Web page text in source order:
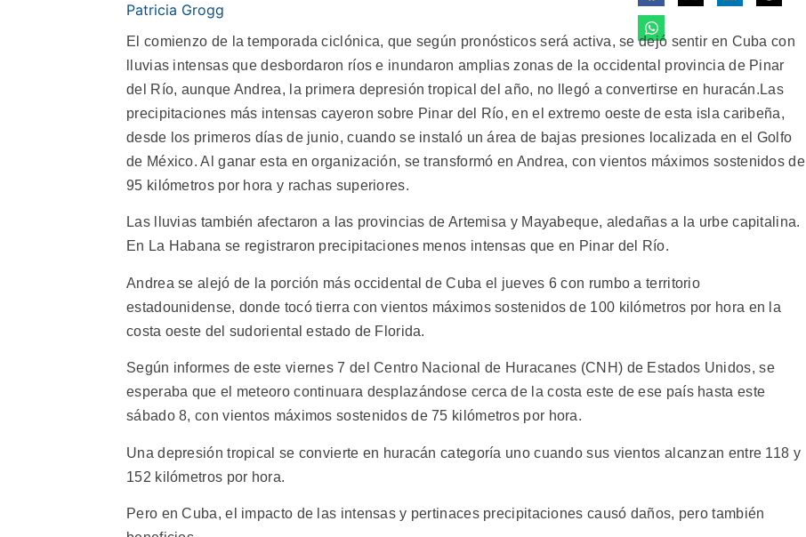
Patricia Grogg
El comienzo de la temporada ciclónica, que según pronósticos será activa, se dejó sentir en Cuba con
lluvias intensas que desbordaron ríos e inundaron amplias zonas de la occidental provincia de Pinar
del Río, aunque Andrea, la primera depresión tropical del año, no llegó a convertirse en huracán. Las
precipitaciones más intensas cayeron sobre Pinar del Río, en el extremo oeste de esta isla caribeña,
desde los primeros días de junio, cuando se instaló un área de bajas presiones localizada en el Golfo
de México. Al ganar esta en organización, se transformó en Andrea, con vientos máximos sostenidos de
95 kilómetros por hora y rachas superiores.
Las lluvias también afectaron a las provincias de Artemisa y Mayabeque, aledañas a la urbe capitalina.
En La Habana se registraron precipitaciones menos intensas que en Pinar del Río.
Andrea se alejó de la porción más occidental de Cuba el jueves 6 con rumbo a territorio
estadounidense, donde tocó tierra con vientos máximos sostenidos de 100 kilómetros por hora en la
costa oeste del sudoriental estado de Florida.
Según informes de este viernes 7 del Centro Nacional de Huracanes (CNH) de Estados Unidos, se
esperaba que el meteoro continuara desplazándose cerca de la costa este de ese país hasta este
sábado 8, con vientos máximos sostenidos de 75 kilómetros por hora.
Una depresión tropical se convierte en huracán categoría uno cuando sus vientos alcanzan entre 118 y
152 kilómetros por hora.
Pero en Cuba, el impacto de las intensas y pertinaces precipitaciones causó daños, pero también